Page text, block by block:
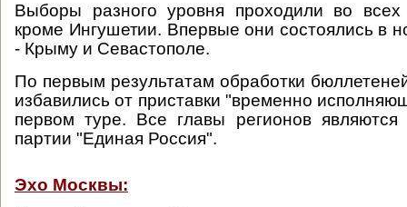
Выборы разного уровня проходили во всех
кроме Ингушетии. Впервые они состоялись в
- Крыму и Севастополе.
По первым результатам обработки
избавились от приставки "временно
первом туре. Все главы регионов
партии "Единая Россия".
Эхо Москвы: